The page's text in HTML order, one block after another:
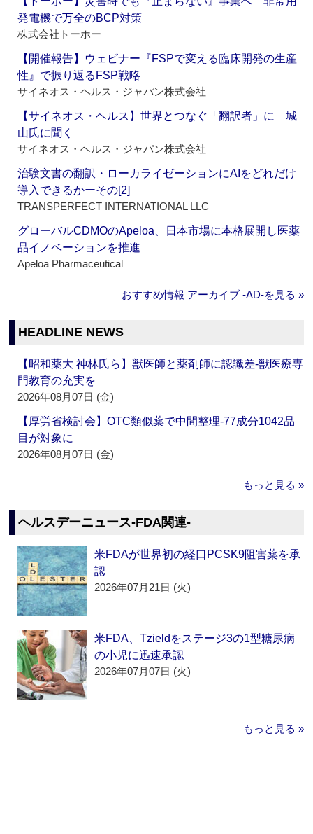
発電機で万全のBCP対策
株式会社トーホー
【開催報告】ウェビナー『FSPで変える臨床開発の生産
性』で振り返るFSP戦略
サイネオス・ヘルス・ジャパン株式会社
【サイネオス・ヘルス】世界とつなぐ「翻訳者」に 城
山氏に聞く
サイネオス・ヘルス・ジャパン株式会社
治験文書の翻訳・ローカライゼーションにAIをどれだけ
導入できるかーその[2]
TRANSPERFECT INTERNATIONAL LLC
グローバルCDMOのApeloa、日本市場に本格展開し医薬
品イノベーションを推進
Apeloa Pharmaceutical
おすすめ情報 アーカイブ ‐AD‐を見る »
HEADLINE NEWS
【昭和薬大 神林氏ら】獣医師と薬剤師に認識差‐獣医療専
門教育の充実を
2026年08月07日 (金)
【厚労省検討会】OTC類似薬で中間整理‐77成分1042品
目が対象に
2026年08月07日 (金)
もっと見る »
ヘルスデーニュース‐FDA関連‐
米FDAが世界初の経口PCSK9阻害薬を承
認
2026年07月21日 (火)
米FDA、Tzieldをステージ3の1型糖尿病
の小児に迅速承認
2026年07月07日 (火)
もっと見る »